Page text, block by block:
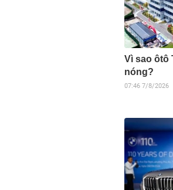
Vì sao ôtô
nóng?
07:46 7/8/2026